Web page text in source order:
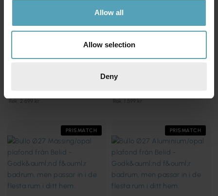
Allow all
Allow selection
Deny
Rek. 2 699 kr
BELID
Rek. 1 599 kr
PRISMATCH PRISMATCH